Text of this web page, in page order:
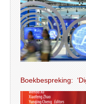
Boekbespreking: